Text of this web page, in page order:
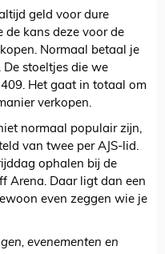
geld voor dure
de kans deze voor de
Normaal betaal je
stoeltjes die we
Het gaat in totaal om
verkopen.
normaal populair zijn,
van twee per AJS-lid.
ophalen bij de
Arena. Daar ligt dan een
even zeggen wie je
evenementen en